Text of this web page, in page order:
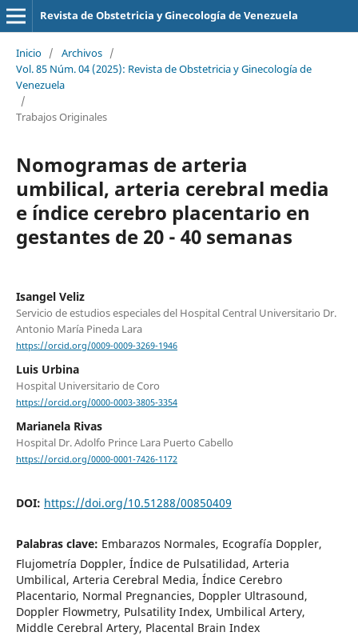
Revista de Obstetricia y Ginecología de Venezuela
Inicio / Archivos /
Vol. 85 Núm. 04 (2025): Revista de Obstetricia y Ginecología de
Venezuela
/
Trabajos Originales
Nomogramas de arteria
umbilical, arteria cerebral media
e índice cerebro placentario en
gestantes de 20 - 40 semanas
Isangel Veliz
Servicio de estudios especiales del Hospital Central Universitario Dr.
Antonio María Pineda Lara
https://orcid.org/0009-0009-3269-1946
Luis Urbina
Hospital Universitario de Coro
https://orcid.org/0000-0003-3805-3354
Marianela Rivas
Hospital Dr. Adolfo Prince Lara Puerto Cabello
https://orcid.org/0000-0001-7426-1172
DOI: https://doi.org/10.51288/00850409
Palabras clave: Embarazos Normales, Ecografía Doppler,
Flujometría Doppler, Índice de Pulsatilidad, Arteria
Umbilical, Arteria Cerebral Media, Índice Cerebro
Placentario, Normal Pregnancies, Doppler Ultrasound,
Doppler Flowmetry, Pulsatility Index, Umbilical Artery,
Middle Cerebral Artery, Placental Brain Index